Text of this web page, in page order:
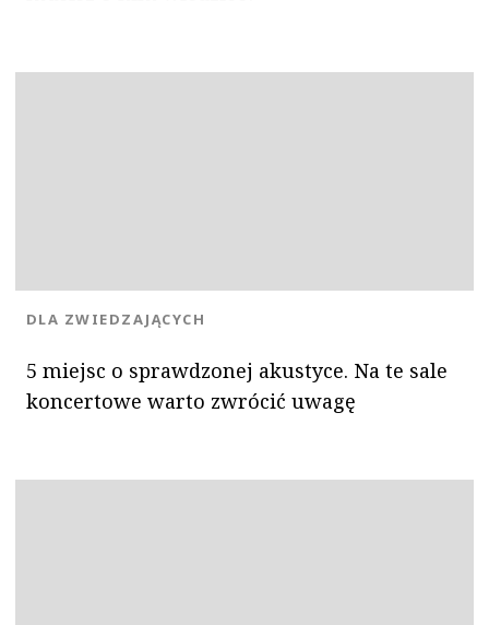
5 miejsc o sprawdzonej akustyce. Na te sale
koncertowe warto zwrócić uwagę
KATEGORIA:
DLA ZWIEDZAJĄCYCH